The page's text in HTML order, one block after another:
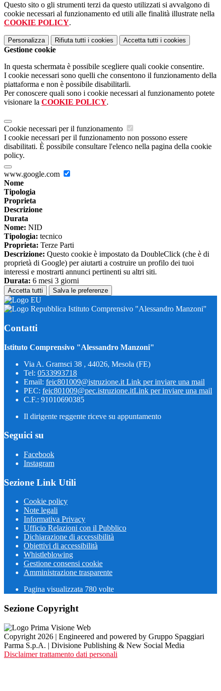
Questo sito o gli strumenti terzi da questo utilizzati si avvalgono di
cookie necessari al funzionamento ed utili alle finalità illustrate nella
COOKIE POLICY.
Personalizza Rifiuta tutti i cookies Accetta tutti i cookies
Gestione cookie
In questa schermata è possibile scegliere quali cookie consentire.
I cookie necessari sono quelli che consentono il funzionamento della
piattaforma e non è possibile disabilitarli.
Per conoscere quali sono i cookie necessari al funzionamento potete
visionare la COOKIE POLICY.
Cookie necessari per il funzionamento
I cookie necessari per il funzionamento non possono essere
disabilitati. È possibile consultare l'elenco nella pagina della cookie
policy.
www.google.com
Nome
Tipologia
Proprieta
Descrizione
Durata
Nome: NID
Tipologia: tecnico
Proprieta: Terze Parti
Descrizione: Questo cookie è impostato da DoubleClick (che è di
proprietà di Google) per aiutarti a costruire un profilo dei tuoi
interessi e mostrarti annunci pertinenti su altri siti.
Durata: 6 mesi 3 giorni
Accetta tutti Salva le preferenze
Istituto Comprensivo "Alessandro Manzoni"
Contatti
Istituto Comprensivo "Alessandro Manzoni"
Via A. Gramsci 38 , 44026, Mesola (FE)
Tel: 0533993718
Email: feic801009@istruzione.it Link per inviare una mail
PEC: feic801009@pec.istruzione.itLink per inviare una mail
C.F.: 91010690385
Il dirigente reggente riceve su appuntamento
Seguici su
Facebook
Instagram
Sezione Link Utili
Cookie policy
Note legali
Informativa Privacy
Ufficio Relazioni con il Pubblico
Dichiarazione di accessibilità
Obiettivi di accessibilità
Whistleblowing
Gestione consensi cookie
Amministrazione trasparente
Pagina visualizzata 780 volte
Sezione Copyright
Copyright 2026 | Engineered and powered by Gruppo Spaggiari
Parma S.p.A. | Divisione Publishing & New Social Media
Disclaimer trattamento dati personali